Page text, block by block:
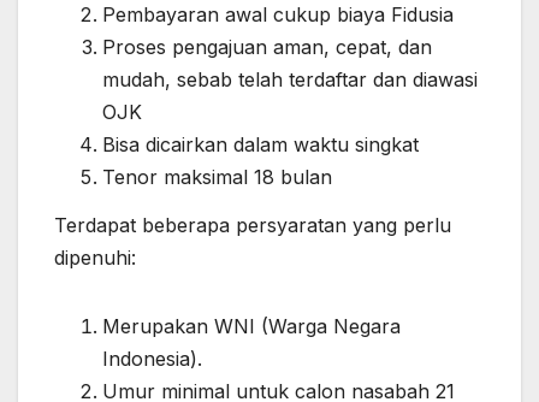
Pembayaran awal cukup biaya Fidusia
Proses pengajuan aman, cepat, dan
mudah, sebab telah terdaftar dan diawasi
OJK
Bisa dicairkan dalam waktu singkat
Tenor maksimal 18 bulan
Terdapat beberapa persyaratan yang perlu
dipenuhi:
Merupakan WNI (Warga Negara
Indonesia).
Umur minimal untuk calon nasabah 21